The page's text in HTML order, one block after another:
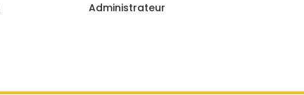
Administrateur